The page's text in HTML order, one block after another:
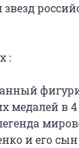
:
медалей в
и его